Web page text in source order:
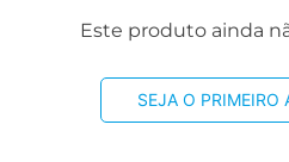
Este produto ainda
SEJA O PRIMEIRO